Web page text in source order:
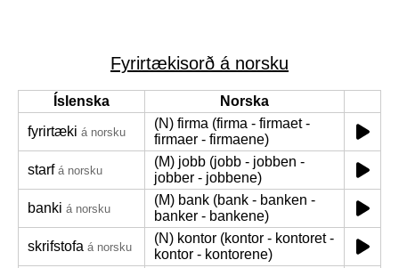
Fyrirtækisorð á norsku
Íslenska
Norska
fyrirtæki á norsku
(N) firma (firma - firmaet -
firmaer - firmaene)
starf á norsku
(M) jobb (jobb - jobben -
jobber - jobbene)
banki á norsku
(M) bank (bank - banken -
banker - bankene)
skrifstofa á norsku
(N) kontor (kontor - kontoret -
kontor - kontorene)